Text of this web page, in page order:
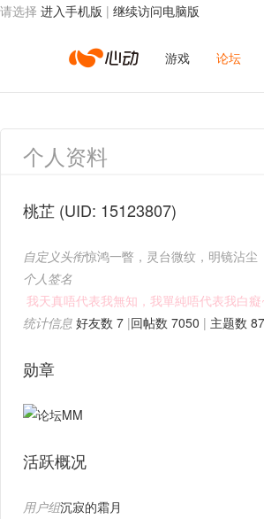
请选择 进入手机版 | 继续访问电脑版
心
动
络
游戏 论坛
个人资料
桃芷 (UID: 15123807)
自定义头衔惊鸿一瞥，灵台微纹，明镜沾尘
个人签名
我天真唔代表我無知，我單純唔代表我白癡
统计信息 好友数 7 |回帖数 7050 | 主题数 87
勋章
活跃概况
用户组沉寂的霜月